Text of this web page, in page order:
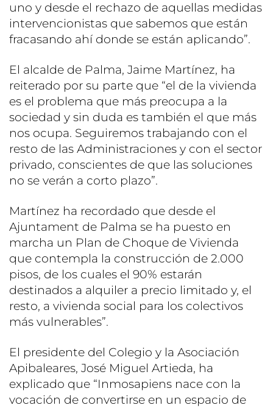
uno y desde el rechazo de aquellas medidas
intervencionistas que sabemos que están
fracasando ahí donde se están aplicando”.
El alcalde de Palma, Jaime Martínez, ha
reiterado por su parte que “el de la vivienda
es el problema que más preocupa a la
sociedad y sin duda es también el que más
nos ocupa. Seguiremos trabajando con el
resto de las Administraciones y con el sector
privado, conscientes de que las soluciones
no se verán a corto plazo”.
Martínez ha recordado que desde el
Ajuntament de Palma se ha puesto en
marcha un Plan de Choque de Vivienda
que contempla la construcción de 2.000
pisos, de los cuales el 90% estarán
destinados a alquiler a precio limitado y, el
resto, a vivienda social para los colectivos
más vulnerables”.
El presidente del Colegio y la Asociación
Apibaleares, José Miguel Artieda, ha
explicado que “Inmosapiens nace con la
vocación de convertirse en un espacio de